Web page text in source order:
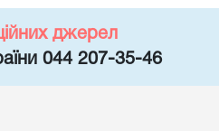
джерел
044 207-35-46